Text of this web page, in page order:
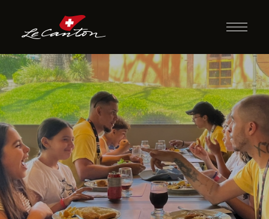
Almoço com
Recreação